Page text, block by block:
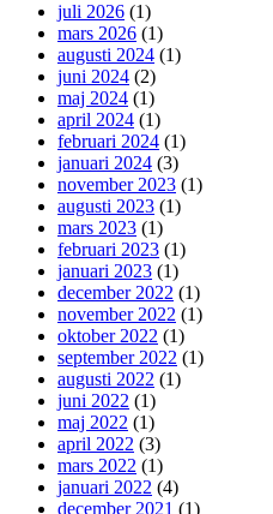
juli 2026 (1)
mars 2026 (1)
augusti 2024 (1)
juni 2024 (2)
maj 2024 (1)
april 2024 (1)
februari 2024 (1)
januari 2024 (3)
november 2023 (1)
augusti 2023 (1)
mars 2023 (1)
februari 2023 (1)
januari 2023 (1)
december 2022 (1)
november 2022 (1)
oktober 2022 (1)
september 2022 (1)
augusti 2022 (1)
juni 2022 (1)
maj 2022 (1)
april 2022 (3)
mars 2022 (1)
januari 2022 (4)
december 2021 (1)